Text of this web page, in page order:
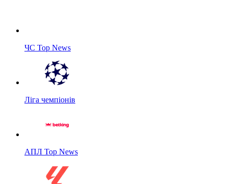
ЧС Top News
Ліга чемпіонів
АПЛ Top News